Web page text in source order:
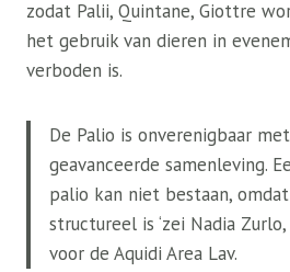
zodat Palii, Quintane, Giottre
het gebruik van dieren in
verboden is.
De Palio is onverenigbaar
geavanceerde samenleving.
palio kan niet bestaan,
structureel is ‘zei Nadia
voor de Aquidi Area Lav.